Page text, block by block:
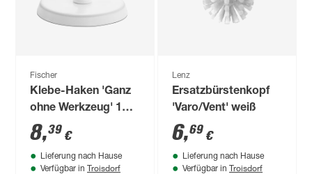
Fischer
Klebe-Haken 'Ganz
ohne Werkzeug' 1
Stück
8,39 €
Lieferung nach Hause
Verfügbar in Troisdorf
Lenz
Ersatzbürstenkopf
'Varo/Vent' weiß
6,69 €
Lieferung nach Hause
Verfügbar in Troisdorf